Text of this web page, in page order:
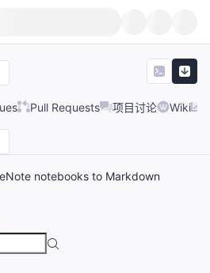
Pull Requests 项目讨论 Wiki
notebooks to Markdown